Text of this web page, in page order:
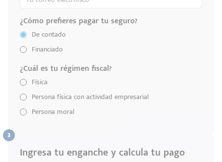
¿Cómo prefieres pagar tu seguro?
De contado
Financiado
¿Cuál es tu régimen fiscal?
Física
Persona física con actividad empresarial
Persona moral
Ingresa tu enganche y calcula tu pago